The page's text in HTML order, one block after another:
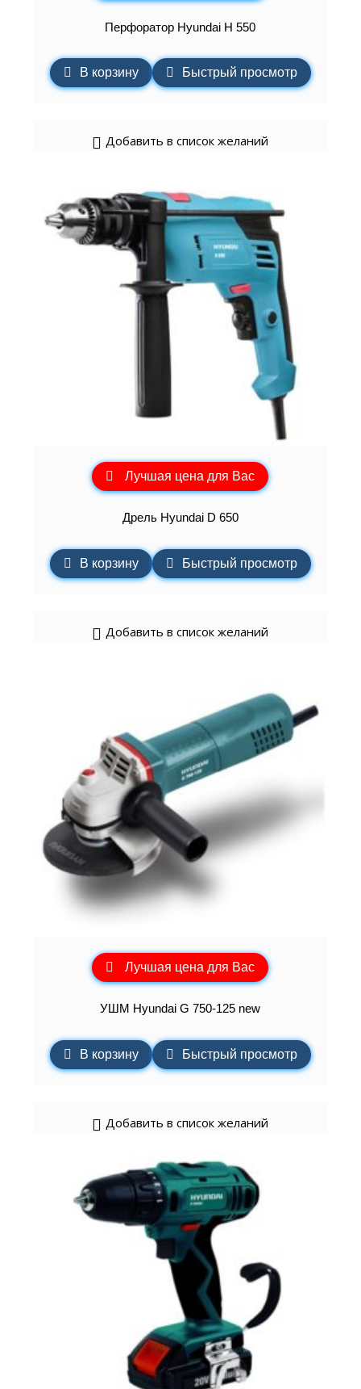
Перфоратор Hyundai H 550
В корзину Быстрый просмотр
Добавить в список желаний
Лучшая цена для Вас
Дрель Hyundai D 650
В корзину Быстрый просмотр
Добавить в список желаний
Лучшая цена для Вас
УШМ Hyundai G 750-125 new
В корзину Быстрый просмотр
Добавить в список желаний